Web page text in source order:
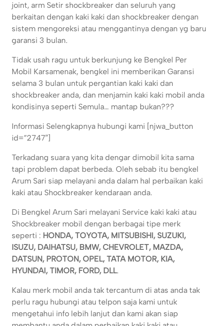
joint, arm Setir shockbreaker dan seluruh yang
berkaitan dengan kaki kaki dan shockbreaker dengan
sistem mengoreksi atau menggantinya dengan yg baru
garansi 3 bulan.
Tidak usah ragu untuk berkunjung ke Bengkel Per
Mobil Karsamenak, bengkel ini memberikan Garansi
selama 3 bulan untuk pergantian kaki kaki dan
shockbreaker anda, dan menjamin kaki kaki mobil anda
kondisinya seperti Semula… mantap bukan???
Informasi Selengkapnya hubungi kami [njwa_button
id=”2747″]
Terkadang suara yang kita dengar dimobil kita sama
tapi problem dapat berbeda. Oleh sebab itu bengkel
Arum Sari siap melayani anda dalam hal perbaikan kaki
kaki atau Shockbreaker kendaraan anda.
Di Bengkel Arum Sari melayani Service kaki kaki atau
Shockbreaker mobil dengan berbagai tipe merk
seperti : HONDA, TOYOTA, MITSUBISHI, SUZUKI,
ISUZU, DAIHATSU, BMW, CHEVROLET, MAZDA,
DATSUN, PROTON, OPEL, TATA MOTOR, KIA,
HYUNDAI, TIMOR, FORD, DLL.
Kalau merk mobil anda tak tercantum di atas anda tak
perlu ragu hubungi atau telpon saja kami untuk
mengetahui info lebih lanjut dan kami akan siap